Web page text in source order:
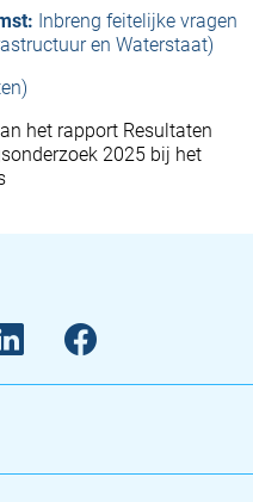
Inbreng feitelijke vragen
en Waterstaat)
het rapport Resultaten
2025 bij het